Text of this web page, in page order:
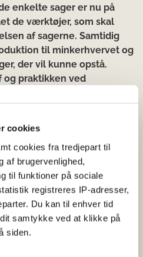
cookies
cookies fra tredjepart til
af brugervenlighed,
til funktioner på sociale
registreres IP-adresser,
Du kan til enhver tid
samtykke ved at klikke på
siden.
enkelte sager er nu på
de værktøjer, som skal
af sagerne. Samtidig
til minkerhvervet og
der vil kunne opstå.
praktikken ved
et sekretariat, som skal
mellem
sekretariatet er blevet
nu i gang med